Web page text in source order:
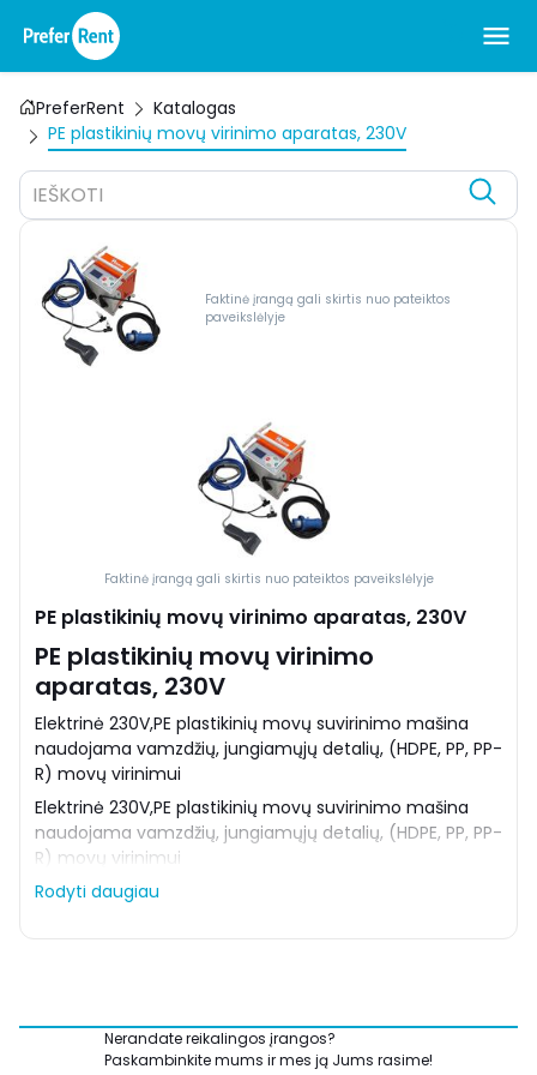
PreferRent
Katalogas
PE plastikinių movų virinimo aparatas, 230V
IEŠKOTI
Faktinė įrangą gali skirtis nuo pateiktos
paveikslėlyje
Faktinė įrangą gali skirtis nuo pateiktos paveikslėlyje
PE plastikinių movų virinimo aparatas, 230V
PE plastikinių movų virinimo
aparatas, 230V
Elektrinė 230V,PE plastikinių movų suvirinimo mašina
naudojama vamzdžių, jungiamųjų detalių, (HDPE, PP, PP-
R) movų virinimui
Elektrinė 230V,PE plastikinių movų suvirinimo mašina
naudojama vamzdžių, jungiamųjų detalių, (HDPE, PP, PP-
R) movų virinimui
Rodyti daugiau
Nerandate reikalingos įrangos?
Paskambinkite mums ir mes ją Jums rasime!